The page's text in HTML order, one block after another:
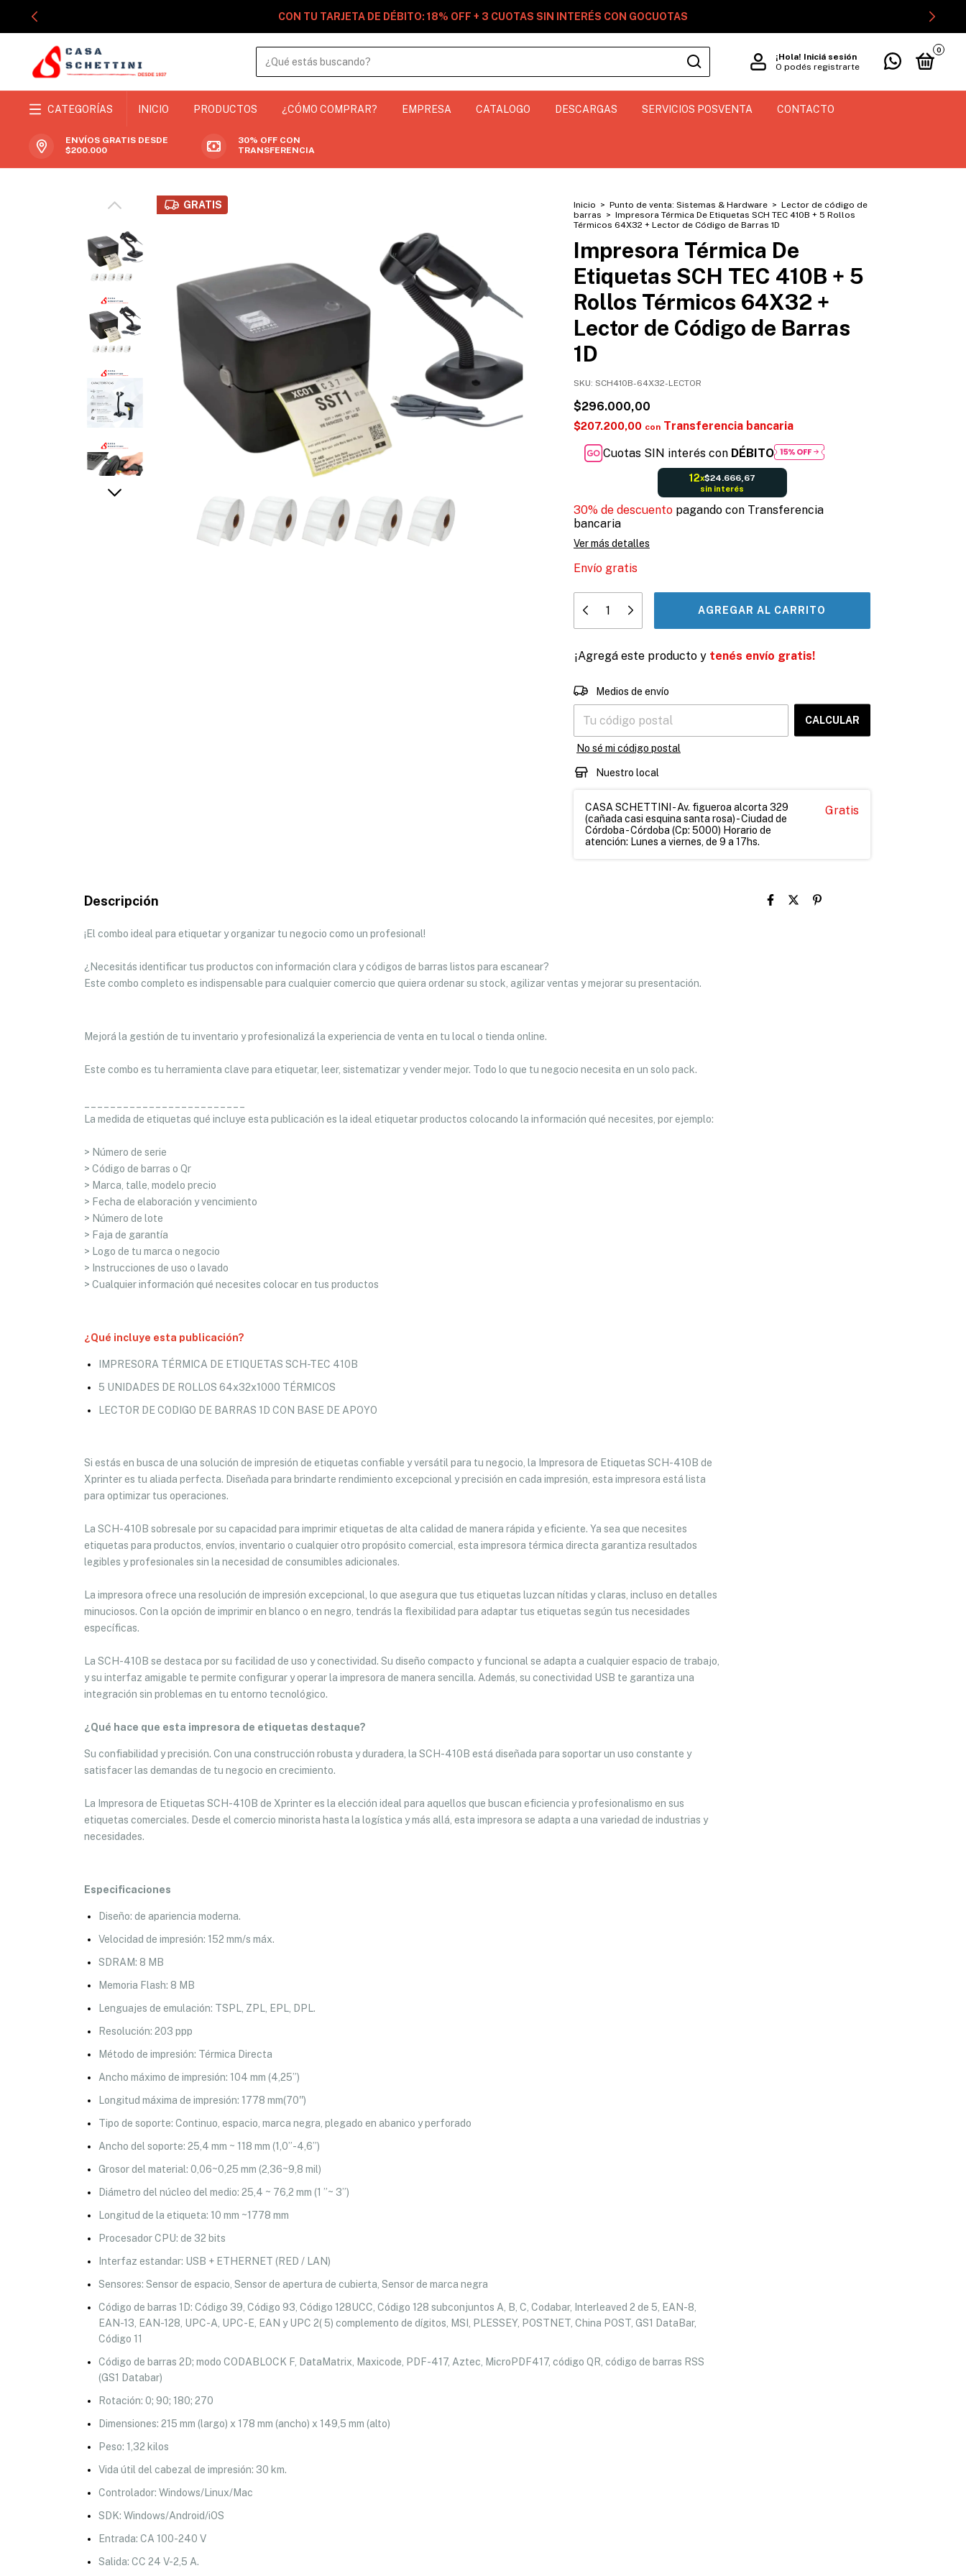
CON TU TARJETA DE DÉBITO: 18% OFF + 3 CUOTAS SIN INTERÉS CON GOCUOTAS
¡Hola! Iniciá sesión
O podés registrarte
0
CATEGORÍAS INICIO PRODUCTOS ¿CÓMO COMPRAR? EMPRESA CATALOGO DESCARGAS SERVICIOS POSVENTA CONTACTO
ENVÍOS GRATIS DESDE
$200.000
30% OFF CON
TRANSFERENCIA
GRATIS Inicio > Punto de venta: Sistemas & Hardware > Lector de código de
barras > Impresora Térmica De Etiquetas SCH TEC 410B + 5 Rollos
Térmicos 64X32 + Lector de Código de Barras 1D
Impresora Térmica De
Etiquetas SCH TEC 410B + 5
Rollos Térmicos 64X32 +
Lector de Código de Barras
1D
SKU: SCH410B-64X32-LECTOR
$296.000,00
$207.200,00 con Transferencia bancaria
Cuotas SIN interés con DÉBITO
12x$24.666,67
sin interés
30% de descuento pagando con Transferencia
bancaria
Ver más detalles
Envío gratis
¡Agregá este producto y tenés envío gratis!
Entregas para el CP:
Medios de envío
CALCULAR
No sé mi código postal
Nuestro local
CASA SCHETTINI - Av. figueroa alcorta 329
(cañada casi esquina santa rosa) - Ciudad de
Córdoba - Córdoba (Cp: 5000) Horario de
atención: Lunes a viernes, de 9 a 17hs.
Gratis
Descripción
¡El combo ideal para etiquetar y organizar tu negocio como un profesional!
¿Necesitás identificar tus productos con información clara y códigos de barras listos para escanear?
Este combo completo es indispensable para cualquier comercio que quiera ordenar su stock, agilizar ventas y mejorar su presentación.
Mejorá la gestión de tu inventario y profesionalizá la experiencia de venta en tu local o tienda online.
Este combo es tu herramienta clave para etiquetar, leer, sistematizar y vender mejor. Todo lo que tu negocio necesita en un solo pack.
La medida de etiquetas qué incluye esta publicación es la ideal etiquetar productos colocando la información qué necesites, por ejemplo:
> Número de serie
> Código de barras o Qr
> Marca, talle, modelo precio
> Fecha de elaboración y vencimiento
> Número de lote
> Faja de garantía
> Logo de tu marca o negocio
> Instrucciones de uso o lavado
> Cualquier información qué necesites colocar en tus productos
¿Qué incluye esta publicación?
IMPRESORA TÉRMICA DE ETIQUETAS SCH-TEC 410B
5 UNIDADES DE ROLLOS 64x32x1000 TÉRMICOS
LECTOR DE CODIGO DE BARRAS 1D CON BASE DE APOYO
Si estás en busca de una solución de impresión de etiquetas confiable y versátil para tu negocio, la Impresora de Etiquetas SCH-410B de
Xprinter es tu aliada perfecta. Diseñada para brindarte rendimiento excepcional y precisión en cada impresión, esta impresora está lista
para optimizar tus operaciones.
La SCH-410B sobresale por su capacidad para imprimir etiquetas de alta calidad de manera rápida y eficiente. Ya sea que necesites
etiquetas para productos, envíos, inventario o cualquier otro propósito comercial, esta impresora térmica directa garantiza resultados
legibles y profesionales sin la necesidad de consumibles adicionales.
La impresora ofrece una resolución de impresión excepcional, lo que asegura que tus etiquetas luzcan nítidas y claras, incluso en detalles
minuciosos. Con la opción de imprimir en blanco o en negro, tendrás la flexibilidad para adaptar tus etiquetas según tus necesidades
específicas.
La SCH-410B se destaca por su facilidad de uso y conectividad. Su diseño compacto y funcional se adapta a cualquier espacio de trabajo,
y su interfaz amigable te permite configurar y operar la impresora de manera sencilla. Además, su conectividad USB te garantiza una
integración sin problemas en tu entorno tecnológico.
¿Qué hace que esta impresora de etiquetas destaque?
Su confiabilidad y precisión. Con una construcción robusta y duradera, la SCH-410B está diseñada para soportar un uso constante y
satisfacer las demandas de tu negocio en crecimiento.
La Impresora de Etiquetas SCH-410B de Xprinter es la elección ideal para aquellos que buscan eficiencia y profesionalismo en sus
etiquetas comerciales. Desde el comercio minorista hasta la logística y más allá, esta impresora se adapta a una variedad de industrias y
necesidades.
Especificaciones
Diseño: de apariencia moderna.
Velocidad de impresión: 152 mm/s máx.
SDRAM: 8 MB
Memoria Flash: 8 MB
Lenguajes de emulación: TSPL, ZPL, EPL, DPL.
Resolución: 203 ppp
Método de impresión: Térmica Directa
Ancho máximo de impresión: 104 mm (4,25”)
Longitud máxima de impresión: 1778 mm(70'')
Tipo de soporte: Continuo, espacio, marca negra, plegado en abanico y perforado
Ancho del soporte: 25,4 mm ~ 118 mm (1,0”-4,6”)
Grosor del material: 0,06~0,25 mm (2,36~9,8 mil)
Diámetro del núcleo del medio: 25,4 ~ 76,2 mm (1 ”~ 3”)
Longitud de la etiqueta: 10 mm ~1778 mm
Procesador CPU: de 32 bits
Interfaz estandar: USB + ETHERNET (RED / LAN)
Sensores: Sensor de espacio, Sensor de apertura de cubierta, Sensor de marca negra
Código de barras 1D: Código 39, Código 93, Código 128UCC, Código 128 subconjuntos A, B, C, Codabar, Interleaved 2 de 5, EAN-8,
EAN-13, EAN-128, UPC-A, UPC-E, EAN y UPC 2( 5) complemento de dígitos, MSI, PLESSEY, POSTNET, China POST, GS1 DataBar,
Código 11
Código de barras 2D; modo CODABLOCK F, DataMatrix, Maxicode, PDF-417, Aztec, MicroPDF417, código QR, código de barras RSS
(GS1 Databar)
Rotación: 0; 90; 180; 270
Dimensiones: 215 mm (largo) x 178 mm (ancho) x 149,5 mm (alto)
Peso: 1,32 kilos
Vida útil del cabezal de impresión: 30 km.
Controlador: Windows/Linux/Mac
SDK: Windows/Android/iOS
Entrada: CA 100-240 V
Salida: CC 24 V-2,5 A.